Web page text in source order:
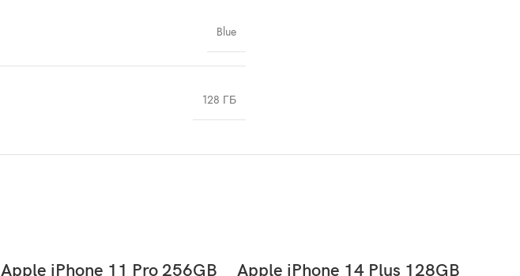
Blue
128 ГБ
Apple iPhone 11 Pro 256GB
Apple iPhone 14 Plus 128GB